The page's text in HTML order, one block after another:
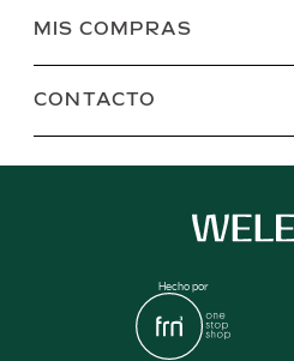
MIS COMPRAS
CONTACTO
Hecho por